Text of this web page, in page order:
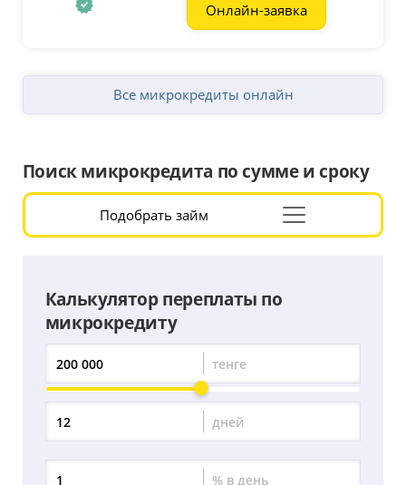
Онлайн-заявка
Все микрокредиты онлайн
Поиск микрокредита по сумме и сроку
Подобрать займРаскрыть
форму
Калькулятор переплаты по
микрокредиту
Сумма
переплаты
тенге
Период
дней
% в день